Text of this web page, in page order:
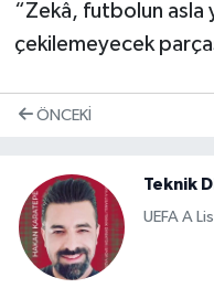
“Zekâ, futbolun asla
çekilemeyecek
ÖNCEKI
Teknik
UEFA A